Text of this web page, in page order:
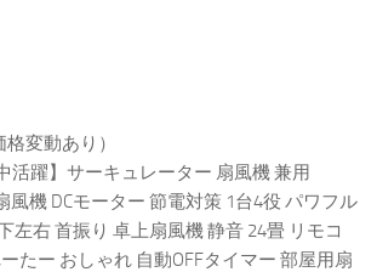
変動あり）
活躍】サーキュレーター 扇風機 兼用
風機 DCモーター 節電対策 1台4役 パワフル
左右 首振り 卓上扇風機 静音 24畳 リモコ
たー おしゃれ 自動OFFタイマー 部屋用扇